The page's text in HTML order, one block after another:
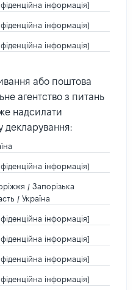
інформація]
інформація]
інформація]
або поштова
агентство з питань
надсилати
декларування:
інформація]
/ Запорізька
/ Україна
інформація]
інформація]
інформація]
інформація]